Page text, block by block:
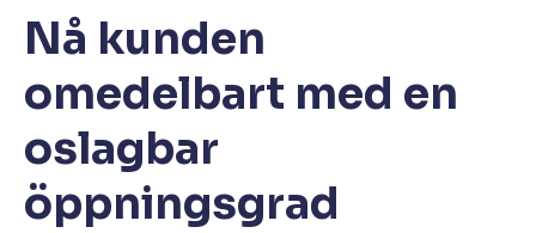
Nå kunden
omedelbart med en
oslagbar
öppningsgrad